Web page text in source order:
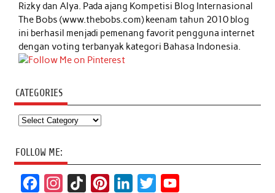
Rizky dan Alya. Pada ajang Kompetisi Blog Internasional
The Bobs (www.thebobs.com) keenam tahun 2010 blog
ini berhasil menjadi pemenang favorit pengguna internet
dengan voting terbanyak kategori Bahasa Indonesia.
CATEGORIES
Categories
FOLLOW ME: